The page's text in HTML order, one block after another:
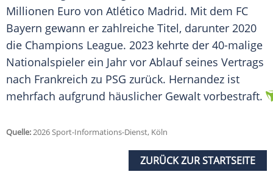
Millionen Euro von Atlético Madrid. Mit dem FC
Bayern gewann er zahlreiche Titel, darunter 2020
die Champions League. 2023 kehrte der 40-malige
Nationalspieler ein Jahr vor Ablauf seines Vertrags
nach Frankreich zu PSG zurück. Hernandez ist
mehrfach aufgrund häuslicher Gewalt vorbestraft.
Quelle:2026 Sport-Informations-Dienst, Köln
ZURÜCK ZUR STARTSEITE